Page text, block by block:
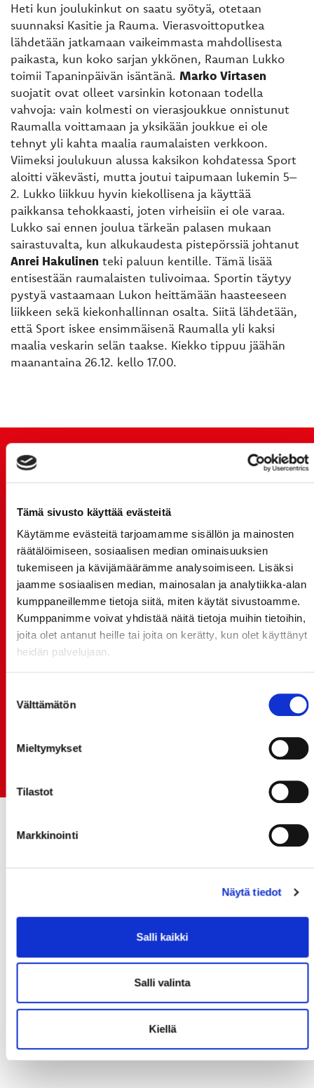
Tämä sivusto käyttää evästeitä
Käytämme evästeitä tarjoamamme sisällön ja mainosten
räätälöimiseen, sosiaalisen median ominaisuuksien
tukemiseen ja kävijämäärämme analysoimiseen. Lisäksi
jaamme sosiaalisen median, mainosalan ja analytiikka-alan
kumppaneillemme tietoja siitä, miten käytät sivustoamme.
Kumppanimme voivat yhdistää näitä tietoja muihin tietoihin,
joita olet antanut heille tai joita on kerätty, kun olet käyttänyt
heidän palvelujaan.
valinta
Välttämätön
Mieltymykset
Tilastot
Markkinointi
Näytä tiedot
Salli kaikki
Salli valinta
Kiellä
Heti kun joulukinkut on saatu syötyä, otetaan
suunnaksi Kasitie ja Rauma. Vierasvoittoputkea
lähdetään jatkamaan vaikeimmasta mahdollisesta
paikasta, kun koko sarjan ykkönen, Rauman Lukko
toimii Tapaninpäivän isäntänä. Marko Virtasen
suojatit ovat olleet varsinkin kotonaan todella
vahvoja: vain kolmesti on vierasjoukkue onnistunut
Raumalla voittamaan ja yksikään joukkue ei ole
tehnyt yli kahta maalia raumalaisten verkkoon.
Viimeksi joulukuun alussa kaksikon kohdatessa Sport
aloitti väkevästi, mutta joutui taipumaan lukemin 5–
2. Lukko liikkuu hyvin kiekollisena ja käyttää
paikkansa tehokkaasti, joten virheisiin ei ole varaa.
Lukko sai ennen joulua tärkeän palasen mukaan
sairastuvalta, kun alkukaudesta pistepörssiä johtanut
Anrei Hakulinen teki paluun kentille. Tämä lisää
entisestään raumalaisten tulivoimaa. Sportin täytyy
pystyä vastaamaan Lukon heittämään haasteeseen
liikkeen sekä kiekonhallinnan osalta. Siitä lähdetään,
että Sport iskee ensimmäisenä Raumalla yli kaksi
maalia veskarin selän taakse. Kiekko tippuu jäähän
maanantaina 26.12. kello 17.00.
JOKERIT-OTTELUN LIPUT MYYNTIIN HUOMENNA TI
21.7. 12:00 - ENNAKKOKYSYNTÄ POIKKEUKSELLISTA
20.07.
TULE MUKAAN ILMAISEEN
LIIKUNTALEIKKIKOULUUN KESÄ-HEINÄKUUSSA!
15.07.
SPORT-ÄSSÄT JA KOKO JOUKKUEEN MEET&GREET
TO 13.8. - LIPUT NYT MYYNNISSÄ
pääyhteistyökumppanina Superkaudella – jatkoa
Early Bird-lippupaketit nyt myynnissä! - näe